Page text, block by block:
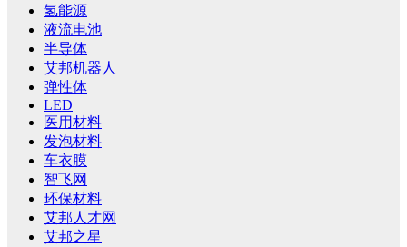
氢能源
液流电池
半导体
艾邦机器人
弹性体
LED
医用材料
发泡材料
车衣膜
智飞网
环保材料
艾邦人才网
艾邦之星